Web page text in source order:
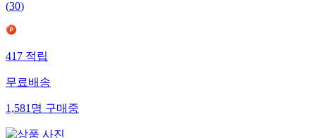
(30)
417적립
무료배송
1,581명구매중